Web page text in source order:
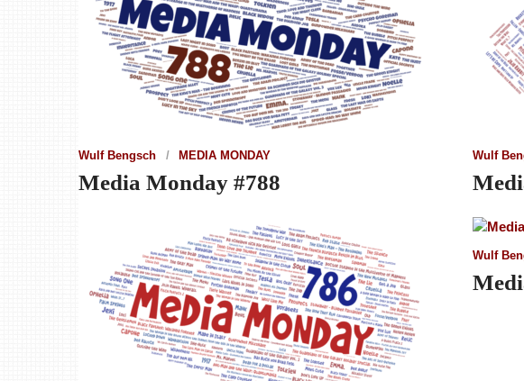
Wulf Bengsch MEDIA MONDAY
Media Monday #788
Wulf
Wulf